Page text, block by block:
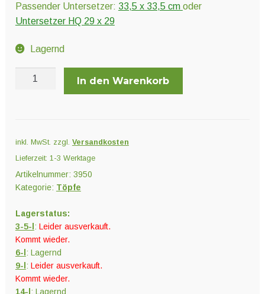
Sonstiges
Passender Untersetzer: 33,5 x 33,5 cm oder
Untersetzer HQ 29 x 29
Lagernd
Vierkanttopf
In den Warenkorb
inkl. MwSt. zzgl. Versandkosten
Lieferzeit: 1-3 Werktage
Artikelnummer: 3950
Kategorie: Töpfe
Lagerstatus:
3-5-l : Leider ausverkauft.
Kommt wieder.
6-l : Lagernd
9-l : Leider ausverkauft.
Kommt wieder.
14-l : Lagernd